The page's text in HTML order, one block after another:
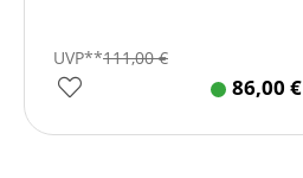
UVP**111,00€
86,00 €